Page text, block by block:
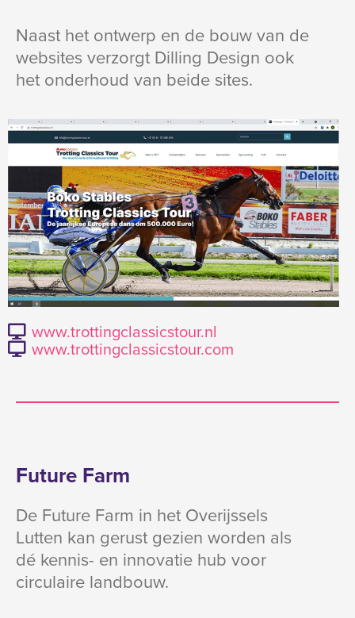
Naast het ontwerp en de bouw van de
websites verzorgt Dilling Design ook
het onderhoud van beide sites.
www.trottingclassicstour.nl
www.trottingclassicstour.com
Future Farm
De Future Farm in het Overijssels
Lutten kan gerust gezien worden als
dé kennis- en innovatie hub voor
circulaire landbouw.